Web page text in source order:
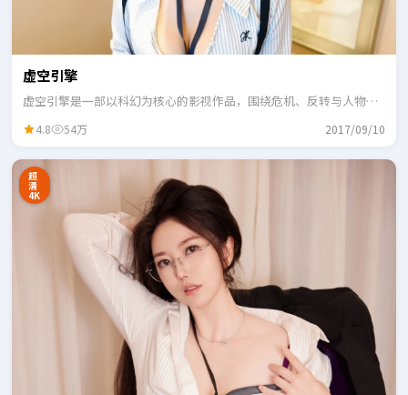
虚空引擎
虚空引擎是一部以科幻为核心的影视作品，围绕危机、反转与人物成
4.8 54万 2017/09/10
超
清
4K